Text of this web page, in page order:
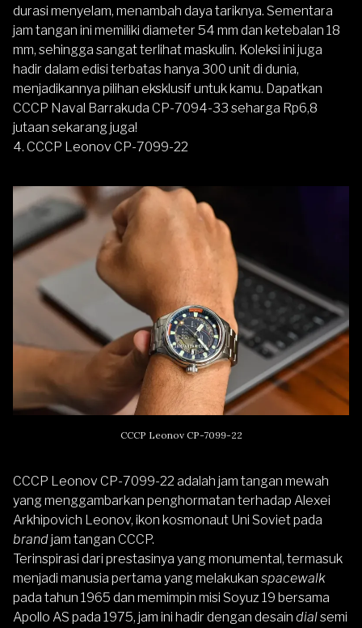
durasi menyelam, menambah daya tariknya. Sementara
jam tangan ini memiliki diameter 54 mm dan ketebalan 18
mm, sehingga sangat terlihat maskulin. Koleksi ini juga
hadir dalam edisi terbatas hanya 300 unit di dunia,
menjadikannya pilihan eksklusif untuk kamu. Dapatkan
CCCP Naval Barrakuda CP-7094-33 seharga Rp6,8
jutaan sekarang juga!
4. CCCP Leonov CP-7099-22
CCCP Leonov CP-7099-22
CCCP Leonov CP-7099-22 adalah jam tangan mewah
yang menggambarkan penghormatan terhadap Alexei
Arkhipovich Leonov, ikon kosmonaut Uni Soviet pada
brandjam tangan CCCP.
Terinspirasi dari prestasinya yang monumental, termasuk
menjadi manusia pertama yang melakukan spacewalk
pada tahun 1965 dan memimpin misi Soyuz 19 bersama
Apollo AS pada 1975, jam ini hadir dengan desain dialsemi